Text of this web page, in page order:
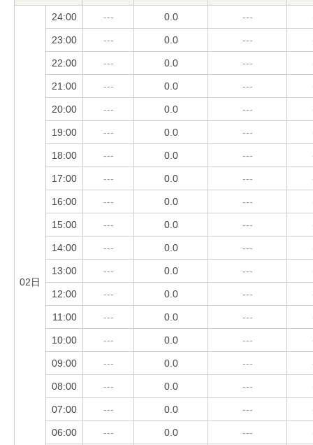
02日
24:00 --- 0.0 ---
23:00 --- 0.0 ---
22:00 --- 0.0 ---
21:00 --- 0.0 ---
20:00 --- 0.0 ---
19:00 --- 0.0 ---
18:00 --- 0.0 ---
17:00 --- 0.0 ---
16:00 --- 0.0 ---
15:00 --- 0.0 ---
14:00 --- 0.0 ---
13:00 --- 0.0 ---
12:00 --- 0.0 ---
11:00 --- 0.0 ---
10:00 --- 0.0 ---
09:00 --- 0.0 ---
08:00 --- 0.0 ---
07:00 --- 0.0 ---
06:00 --- 0.0 ---